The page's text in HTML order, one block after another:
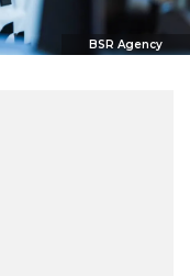
BSR Agency